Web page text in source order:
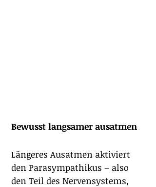
Bewusst langsamer ausatmen
Längeres Ausatmen aktiviert
den Parasympathikus – also
den Teil des Nervensystems,